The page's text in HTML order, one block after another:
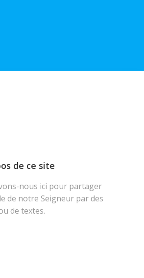
de ce site
nous ici pour partager
de notre Seigneur par des
de textes.